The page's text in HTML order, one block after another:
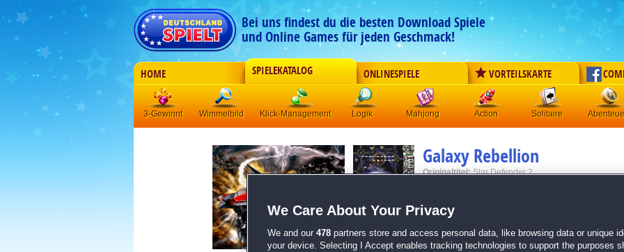
Bei uns findest du die besten Download Spiele
und Online Games für jeden Geschmack!
HOME SPIELEKATALOG ONLINESPIELE VORTEILSKARTE
3-Gewinnt Wimmelbild Klick-Management Logik Mahjong Action Solitaire
Galaxy Rebellion
Originaltitel:Star Defender 2
Action | Größe: 14.6 MB
We Care About Your Privacy
We and our 478 partners store and access personal data, like browsing data or unique
your device. Selecting I Accept enables tracking technologies to support the purposes